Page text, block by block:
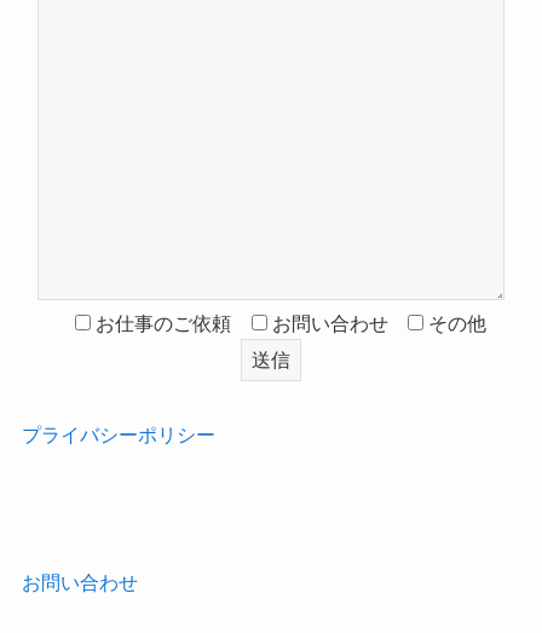
お仕事のご依頼 お問い合わせ その他
プライバシーポリシー
お問い合わせ